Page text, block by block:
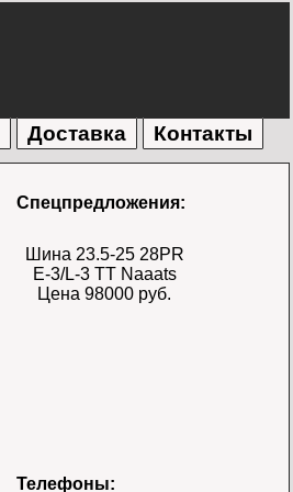
Доставка Контакты
Спецпредложения:
Шина 23.5-25 28PR
E-3/L-3 TT Naaats
Цена 98000 руб.
Шина 17.5-25 28PR
Телефоны: